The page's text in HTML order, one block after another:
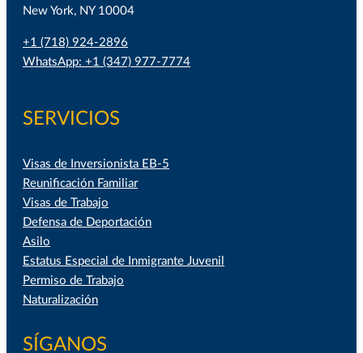
New York, NY 10004
+1 (718) 924-2896
WhatsApp: +1 (347) 977-7774
SERVICIOS
Visas de Inversionista EB-5
Reunificación Familiar
Visas de Trabajo
Defensa de Deportación
Asilo
Estatus Especial de Inmigrante Juvenil
Permiso de Trabajo
Naturalización
SÍGANOS